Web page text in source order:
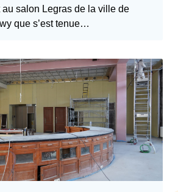
au salon Legras de la ville de
que s’est tenue…